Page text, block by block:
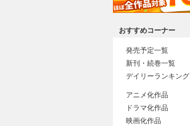
おすすめコーナー
発売予定一覧
新刊・続巻一覧
デイリーランキング
アニメ化作品
ドラマ化作品
映画化作品